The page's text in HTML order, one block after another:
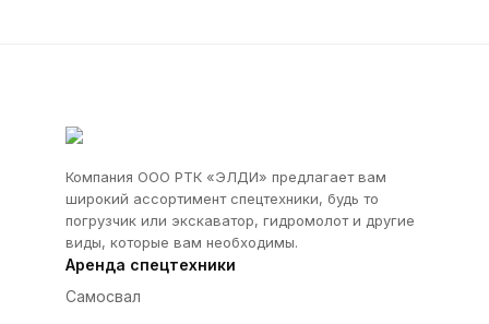
Компания ООО РТК «ЭЛДИ» предлагает вам
широкий ассортимент спецтехники, будь то
погрузчик или экскаватор, гидромолот и другие
виды, которые вам необходимы.
Аренда спецтехники
Самосвал